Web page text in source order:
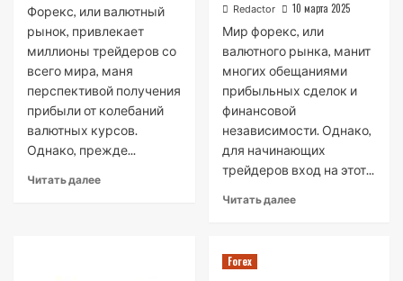
Форекс, или валютный
рынок, привлекает
миллионы трейдеров со
всего мира, маня
перспективой получения
прибыли от колебаний
валютных курсов.
Однако, прежде...
Читать далее
Redactor 10 марта 2025
Мир форекс, или
валютного рынка, манит
многих обещаниями
прибыльных сделок и
финансовой
независимости. Однако,
для начинающих
трейдеров вход на этот...
Читать далее
Forex